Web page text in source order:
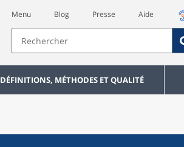
Menu Blog Presse Aide
DÉFINITIONS, MÉTHODES ET QUALITÉ